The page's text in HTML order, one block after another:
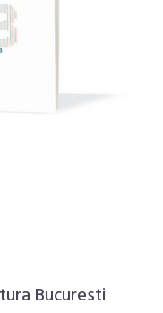
Bucuresti